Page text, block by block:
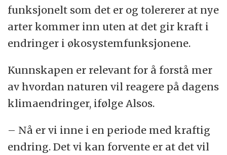
funksjonelt som det er og tolererer at nye
arter kommer inn uten at det gir kraft i
endringer i økosystemfunksjonene.
Kunnskapen er relevant for å forstå mer
av hvordan naturen vil reagere på dagens
klimaendringer, ifølge Alsos.
– Nå er vi inne i en periode med kraftig
endring. Det vi kan forvente er at det vil